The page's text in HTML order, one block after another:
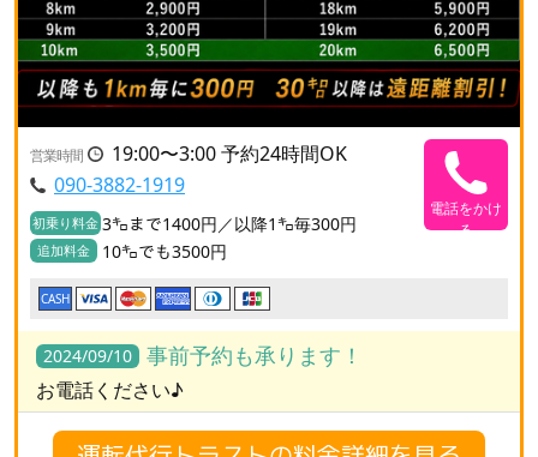
営業時間
19:00〜3:00 予約24時間OK
090-3882-1919
初乗り料金 3㌔まで1400円／以降1㌔毎300円
追加料金 10㌔でも3500円
電話をかけ
る
CASH
2024/09/10 事前予約も承ります！
お電話ください♪